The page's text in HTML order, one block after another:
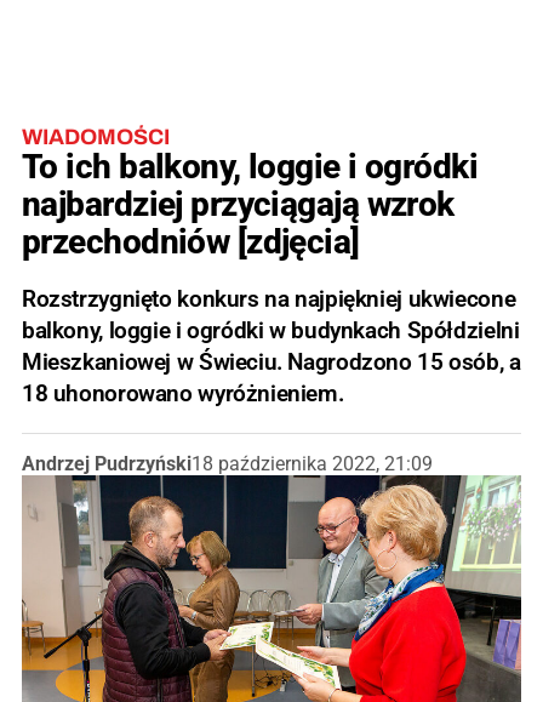
WIADOMOŚCI
To ich balkony, loggie i ogródki
najbardziej przyciągają wzrok
przechodniów [zdjęcia]
Rozstrzygnięto konkurs na najpiękniej ukwiecone
balkony, loggie i ogródki w budynkach Spółdzielni
Mieszkaniowej w Świeciu. Nagrodzono 15 osób, a
18 uhonorowano wyróżnieniem.
Andrzej Pudrzyński18 października 2022, 21:09